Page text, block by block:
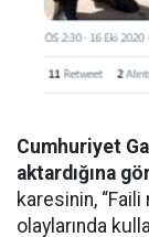
Cumhuriyet
aktardığına
karesinin,
olaylarında